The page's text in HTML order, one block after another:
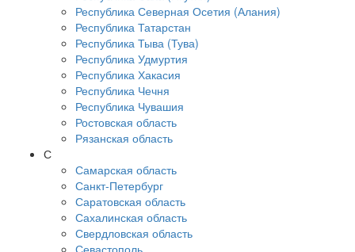
Республика Северная Осетия (Алания)
Республика Татарстан
Республика Тыва (Тува)
Республика Удмуртия
Республика Хакасия
Республика Чечня
Республика Чувашия
Ростовская область
Рязанская область
С
Самарская область
Санкт-Петербург
Саратовская область
Сахалинская область
Свердловская область
Севастополь